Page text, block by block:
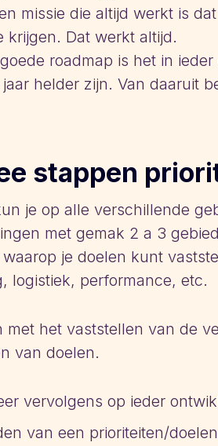
missie die altijd werkt is
krijgen. Dat werkt altijd.
roadmap is het in
helder zijn. Van daaruit
stappen
je op alle verschillende
met gemak 2 a 3
je doelen kunt
logistiek, performance, etc.
met het vaststellen van de
van doelen.
vervolgens op ieder
van een prioriteiten/